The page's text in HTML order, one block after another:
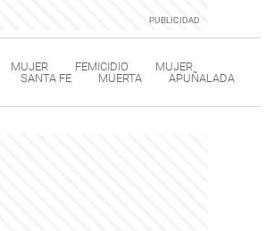
MUJER FEMICIDIO
MUJER
SANTA FE MUERTA APUÑALADA